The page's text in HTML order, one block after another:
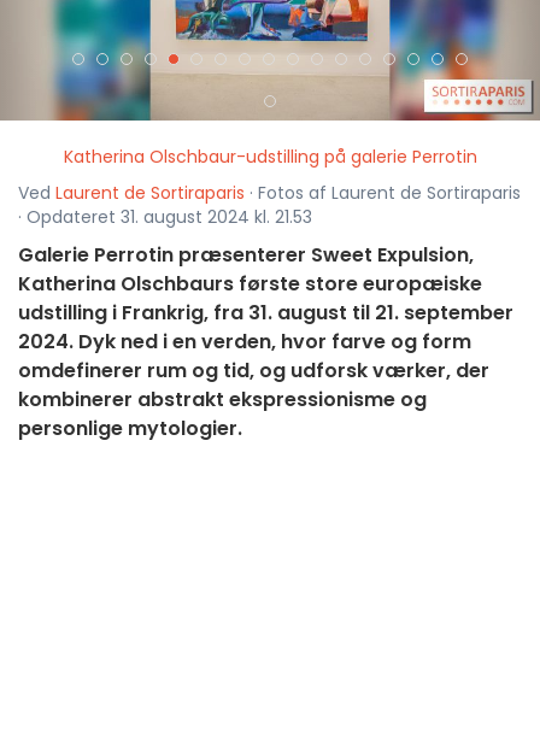
Katherina Olschbaur-udstilling på galerie Perrotin
Ved Laurent de Sortiraparis · Fotos af Laurent de Sortiraparis
· Opdateret 31. august 2024 kl. 21.53
Galerie Perrotin præsenterer Sweet Expulsion,
Katherina Olschbaurs første store europæiske
udstilling i Frankrig, fra 31. august til 21. september
2024. Dyk ned i en verden, hvor farve og form
omdefinerer rum og tid, og udforsk værker, der
kombinerer abstrakt ekspressionisme og
personlige mytologier.